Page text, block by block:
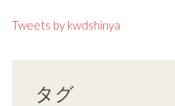
Tweets by kwdshinya
タグ